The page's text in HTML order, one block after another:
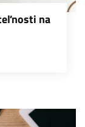
na